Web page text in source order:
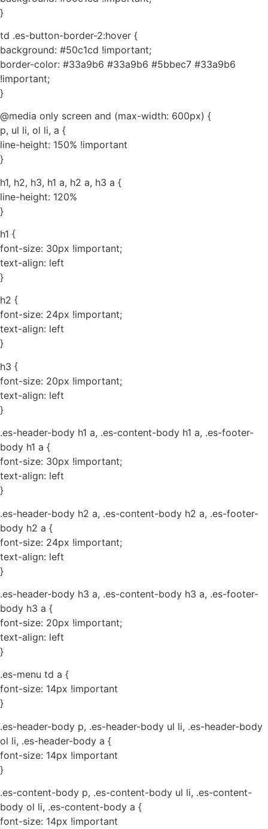
}
td .es-button-border-2:hover {
background: #50c1cd !important;
border-color: #33a9b6 #33a9b6 #5bbec7 #33a9b6
!important;
}
@media only screen and (max-width: 600px) {
p, ul li, ol li, a {
line-height: 150% !important
}
h1, h2, h3, h1 a, h2 a, h3 a {
line-height: 120%
}
h1 {
font-size: 30px !important;
text-align: left
}
h2 {
font-size: 24px !important;
text-align: left
}
h3 {
font-size: 20px !important;
text-align: left
}
.es-header-body h1 a, .es-content-body h1 a, .es-footer-
body h1 a {
font-size: 30px !important;
text-align: left
}
.es-header-body h2 a, .es-content-body h2 a, .es-footer-
body h2 a {
font-size: 24px !important;
text-align: left
}
.es-header-body h3 a, .es-content-body h3 a, .es-footer-
body h3 a {
font-size: 20px !important;
text-align: left
}
.es-menu td a {
font-size: 14px !important
}
.es-header-body p, .es-header-body ul li, .es-header-body
ol li, .es-header-body a {
font-size: 14px !important
}
.es-content-body p, .es-content-body ul li, .es-content-
body ol li, .es-content-body a {
font-size: 14px !important